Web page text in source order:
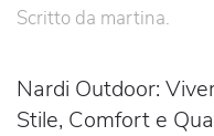
Scritto da martina.
Nardi Outdoor:
Stile, Comfort e